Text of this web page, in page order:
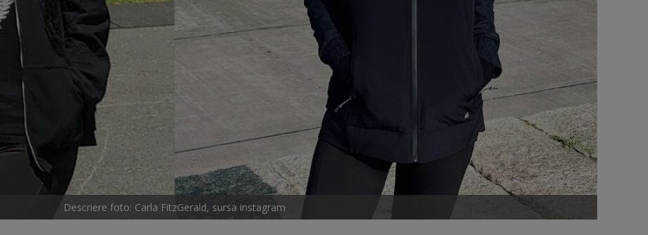
Descriere foto: Carla FitzGerald, sursa instagram